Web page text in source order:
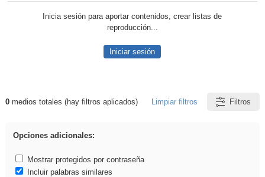
Inicia sesión para aportar contenidos, crear listas de
reproducción...
Iniciar sesión
Resultados de: plancha
0medios totales (hay filtros aplicados) Limpiar filtros Filtros
Opciones adicionales:
Mostrar protegidos por contraseña
Incluir palabras similares